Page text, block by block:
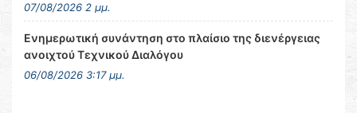
07/08/2026 2 μμ.
Ενημερωτική συνάντηση στο πλαίσιο της διενέργειας
ανοιχτού Τεχνικού Διαλόγου
06/08/2026 3:17 μμ.